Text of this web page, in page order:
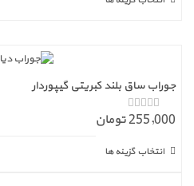
جوراب ساق بلند کبریتی گیپوردار
ا 255,000 تومان
انتخاب گزینه ها